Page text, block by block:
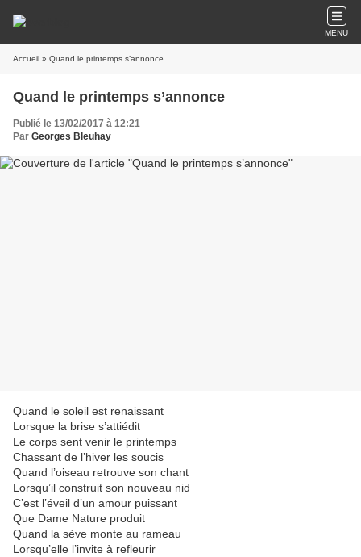
MENU
Accueil » Quand le printemps s’annonce
Quand le printemps s’annonce
Publié le 13/02/2017 à 12:21
Par Georges Bleuhay
Quand le soleil est renaissant
Lorsque la brise s’attiédit
Le corps sent venir le printemps
Chassant de l’hiver les soucis
Quand l’oiseau retrouve son chant
Lorsqu’il construit son nouveau nid
C’est l’éveil d’un amour puissant
Que Dame Nature produit
Quand la sève monte au rameau
Lorsqu’elle l’invite à refleurir